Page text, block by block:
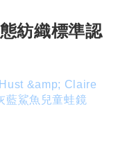
紡織標準認